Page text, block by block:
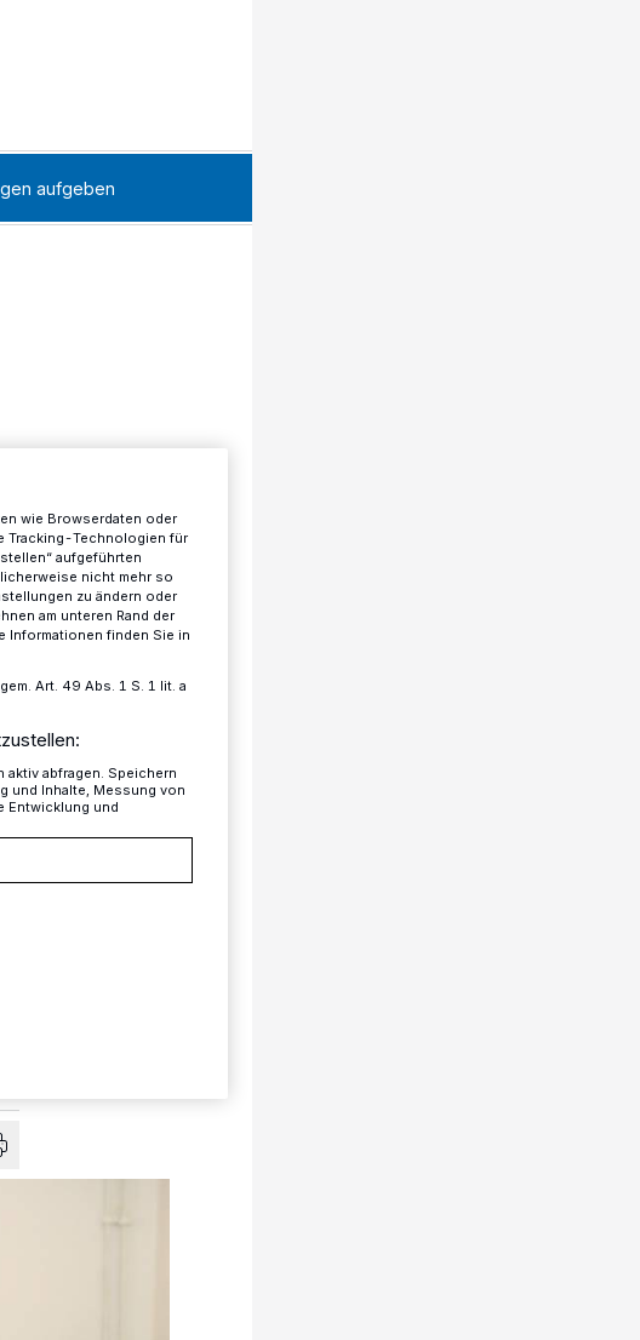
aufgeben
wie Browserdaten oder
Tracking-Technologien für
aufgeführten
nicht mehr so
zu ändern oder
am unteren Rand der
Informationen finden Sie in
Art. 49 Abs. 1 S. 1 lit. a
abfragen. Speichern
und Inhalte, Messung von
Entwicklung und